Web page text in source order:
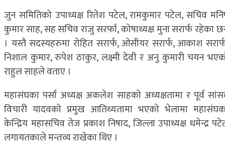
जुन समितिको उपाध्यक्ष रितेश पटेल, रामकुमार पटेल, सचिव
कुमार साह, सह सचिव राजु सरर्फा, कोषाध्यक्ष मुना सरार्फ रहेका
। यस्तै सदस्यहरुमा रोहित सरार्फ, ओसीयर सरार्फ, आकाश
निशाल कुमार, रुपेश ठाकुर, लक्ष्मी देवी र अनु कुमारी चयन
राहुल साहले वताए ।
महासंघका पर्सा अध्यक्ष अकलेश साहको अध्यक्षतामा र पूर्व
विचारी यादवको प्रमुख आतिथ्यतामा भएको भेलामा
केन्द्रिय महासचिव तेज प्रकाश निषाद, जिल्ला उपाध्यक्ष धमेन्द्र
लगायतकाले मन्तव्य राखेका थिए ।